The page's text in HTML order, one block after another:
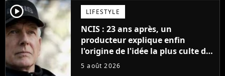
player2 LIFESTYLE
NCIS : 23 ans après, un
producteur explique enfin
l'origine de l'idée la plus culte de
la série (et on ne parle pas du
5 août 2026